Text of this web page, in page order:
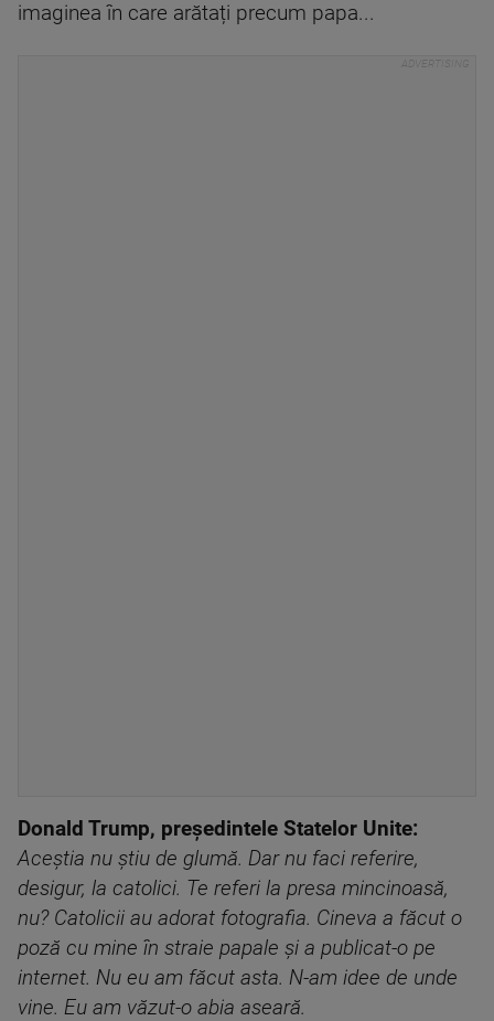
imaginea în care arătați precum papa...
Donald Trump, președintele Statelor Unite:
Aceștia nu știu de glumă. Dar nu faci referire,
desigur, la catolici. Te referi la presa mincinoasă,
nu? Catolicii au adorat fotografia. Cineva a făcut o
poză cu mine în straie papale și a publicat-o pe
internet. Nu eu am făcut asta. N-am idee de unde
vine. Eu am văzut-o abia aseară.